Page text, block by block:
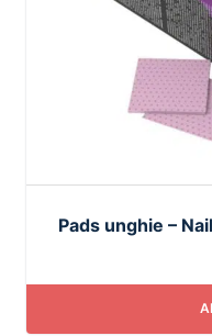
Pads unghie –